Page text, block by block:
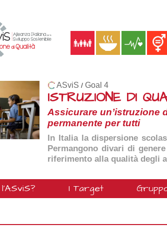
ASviS / Goal 4
ISTRUZIONE DI
Assicurare un’istruzione
permanente per tutti
In Italia la dispersione
Permangono divari di
riferimento alla qualità degli
I Target